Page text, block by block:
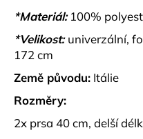
*Materiál: 100%
*Velikost: univerzální,
172 cm
Země původu: Itálie
Rozměry:
2x prsa 40 cm, delší
u
č
u
j
e
m
e